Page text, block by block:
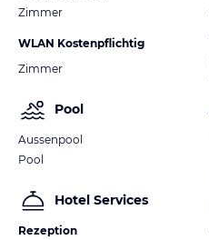
Zimmer
WLAN Kostenpflichtig
Zimmer
Pool
Aussenpool
Pool
Hotel Services
Rezeption